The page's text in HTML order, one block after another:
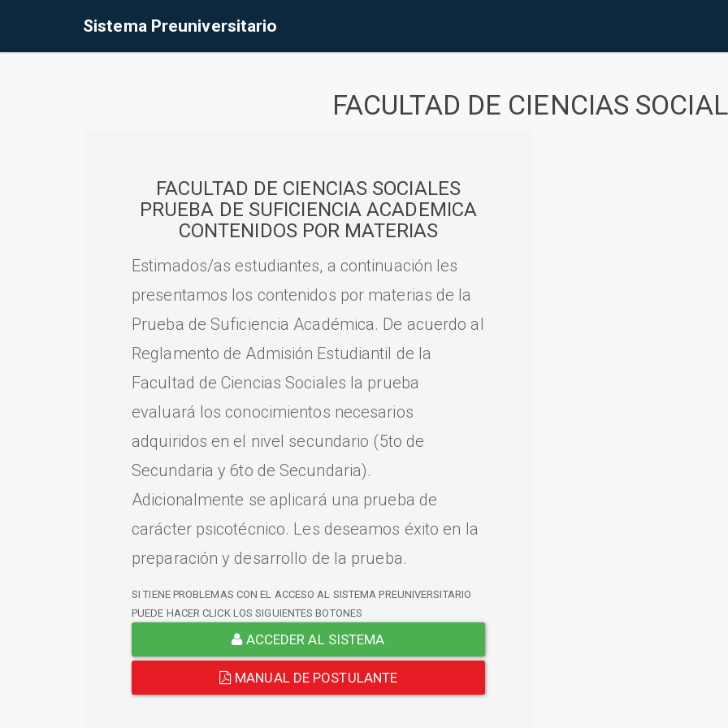
Sistema Preuniversitario
FACULTAD DE CIENCIAS
FACULTAD DE CIENCIAS SOCIALES
PRUEBA DE SUFICIENCIA ACADEMICA
CONTENIDOS POR MATERIAS
Estimados/as estudiantes, a continuación les
presentamos los contenidos por materias de la
Prueba de Suficiencia Académica. De acuerdo al
Reglamento de Admisión Estudiantil de la
Facultad de Ciencias Sociales la prueba
evaluará los conocimientos necesarios
adquiridos en el nivel secundario (5to de
Secundaria y 6to de Secundaria).
Adicionalmente se aplicará una prueba de
carácter psicotécnico. Les deseamos éxito en la
preparación y desarrollo de la prueba.
SI TIENE PROBLEMAS CON EL ACCESO AL SISTEMA PREUNIVERSITARIO
PUEDE HACER CLICK LOS SIGUIENTES BOTONES
ACCEDER AL SISTEMA
MANUAL DE POSTULANTE